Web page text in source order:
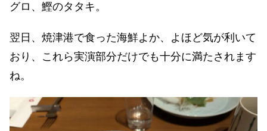
グロ、鰹のタタキ。
翌日、焼津港で食った海鮮よか、よほど気が利いて
おり、これら実演部分だけでも十分に満たされます
ね。